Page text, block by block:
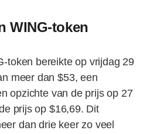
WING-token
token bereikte op vrijdag 29
meer dan $53, een
opzichte van de prijs op 27
prijs op $16,69. Dit
dan drie keer zo veel